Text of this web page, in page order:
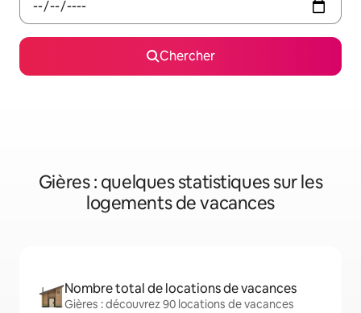
Chercher
Gières : quelques statistiques sur les
logements de vacances
Nombre total de locations de vacances
Gières : découvrez 90 locations de vacances